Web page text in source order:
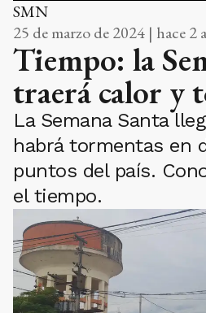
SMN
25 de marzo de 2024 | hace 2
Tiempo: la
traerá calor y
La Semana Santa
habrá tormentas en
puntos del país.
el tiempo.